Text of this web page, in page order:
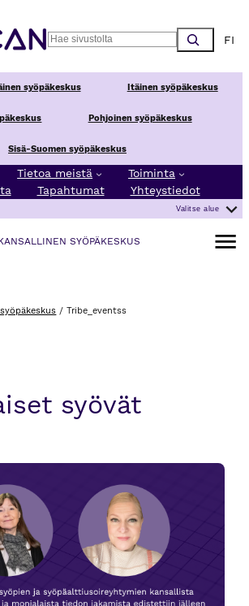
Search
syöpäkeskus Itäinen syöpäkeskus
Pohjoinen syöpäkeskus
Sisä-Suomen syöpäkeskus
Tietoa meistä
Toiminta
Tapahtumat Yhteystiedot
Valitse alue
SYÖPÄKESKUS
Avaa
/Tribe_eventss
syövät
syöpien ja syöpäalttiusoireyhtymien